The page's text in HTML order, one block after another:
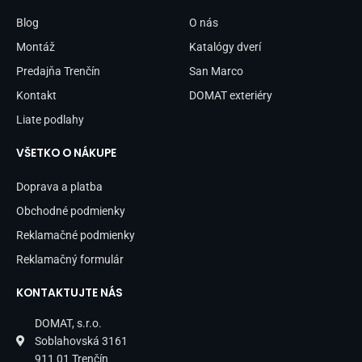
o
k
-
Blog
Montáž
Predajňa Trenčín
Kontakt
Liate podlahy
O nás
Katalógy dverí
San Marco
DOMAT exteriéry
VŠETKO O NÁKUPE
Doprava a platba
Obchodné podmienky
Reklamačné podmienky
Reklamačný formulár
KONTAKTUJTE NÁS
DOMAT, s.r.o.
Soblahovská 3161
911 01 Trenčín